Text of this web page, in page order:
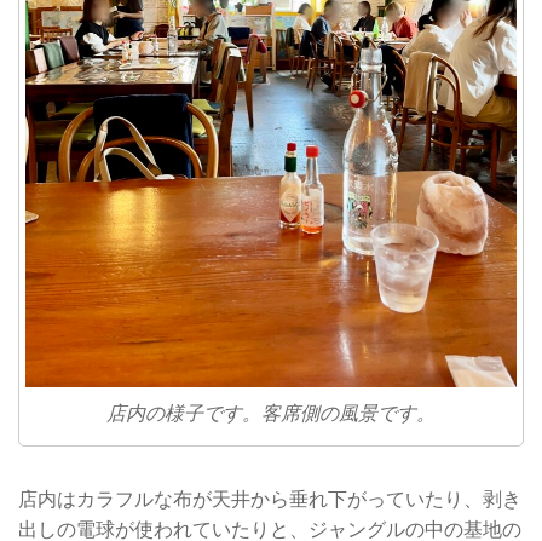
店内の様子です。客席側の風景です。
店内はカラフルな布が天井から垂れ下がっていたり、剥き
出しの電球が使われていたりと、ジャングルの中の基地の